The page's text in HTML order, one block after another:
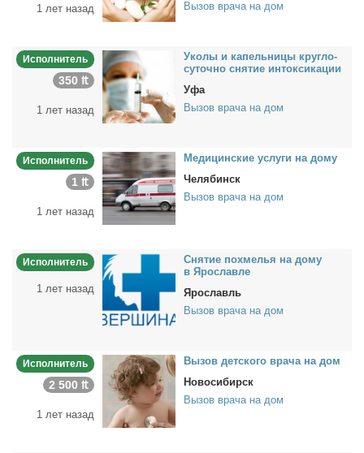
1 лет назад
Вызов врача на дом
Исполнитель
350 ₶
1 лет назад
Уко­лы и ка­пель­ни­цы круг­ло­
су­точ­но сня­тие ин­ток­си­ка­ции
Уфа
Вызов врача на дом
Исполнитель
1 ₶
1 лет назад
Ме­ди­цин­ские услу­ги на до­му
Челябинск
Вызов врача на дом
Исполнитель
1 лет назад
Сня­тие по­хме­лья на до­му
в Яро­слав­ле
Ярославль
Вызов врача на дом
Исполнитель
2 500 ₶
1 лет назад
Вы­зов дет­ско­го вра­ча на дом
Новосибирск
Вызов врача на дом